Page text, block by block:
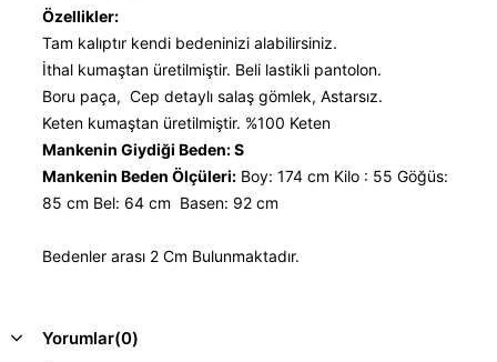
Özellikler:
Tam kalıptır kendi bedeninizi alabilirsiniz.
İthal kumaştan üretilmiştir. Beli lastikli pantolon.
Boru paça, Cep detaylı salaş gömlek, Astarsız.
Keten kumaştan üretilmiştir. %100 Keten
Mankenin Giydiği Beden: S
Mankenin Beden Ölçüleri: Boy: 174 cm Kilo : 55 Göğüs:
85 cm Bel: 64 cm Basen: 92 cm
Bedenler arası 2 Cm Bulunmaktadır.
Yorumlar(0)